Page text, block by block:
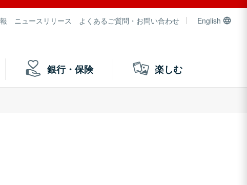
ニュースリリース よくあるご質問・お問い合わせ English
銀行・保険 楽しむ